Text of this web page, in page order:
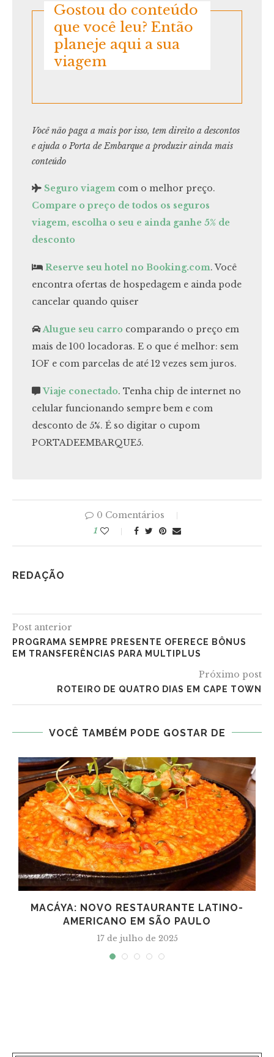
Gostou do conteúdo
que você leu? Então
planeje aqui a sua
viagem
Você não paga a mais por isso, tem direito a descontos
e ajuda o Porta de Embarque a produzir ainda mais
conteúdo
Seguro viagem com o melhor preço.
Compare o preço de todos os seguros
viagem, escolha o seu e ainda ganhe 5% de
desconto
Reserve seu hotel no Booking.com. Você
encontra ofertas de hospedagem e ainda pode
cancelar quando quiser
Alugue seu carro comparando o preço em
mais de 100 locadoras. E o que é melhor: sem
IOF e com parcelas de até 12 vezes sem juros.
Viaje conectado. Tenha chip de internet no
celular funcionando sempre bem e com
desconto de 5%. É so digitar o cupom
PORTADEEMBARQUE5.
0 Comentários
1
REDAÇÃO
Post anterior
PROGRAMA SEMPRE PRESENTE OFERECE BÔNUS
EM TRANSFERÊNCIAS PARA MULTIPLUS
Próximo post
ROTEIRO DE QUATRO DIAS EM CAPE TOWN
VOCÊ TAMBÉM PODE GOSTAR DE
MACÁYA: NOVO RESTAURANTE LATINO-
AMERICANO EM SÃO PAULO
17 de julho de 2025